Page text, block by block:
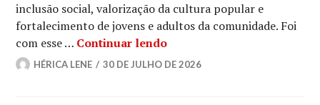
inclusão social, valorização da cultura popular e
fortalecimento de jovens e adultos da comunidade. Foi
com esse … Continuar lendoEntre passos e tradição:
HÉRICA LENE 30 DE JULHO DE 2026